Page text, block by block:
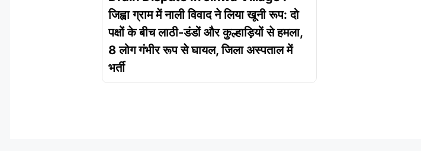
जिह्वा ग्राम में नाली विवाद ने लिया खूनी रूप: दो
पक्षों के बीच लाठी-डंडों और कुल्हाड़ियों से हमला,
8 लोग गंभीर रूप से घायल, जिला अस्पताल में
भर्ती